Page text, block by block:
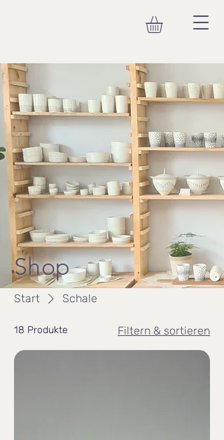
Shop
Start Schale
18 Produkte Filtern & sortieren